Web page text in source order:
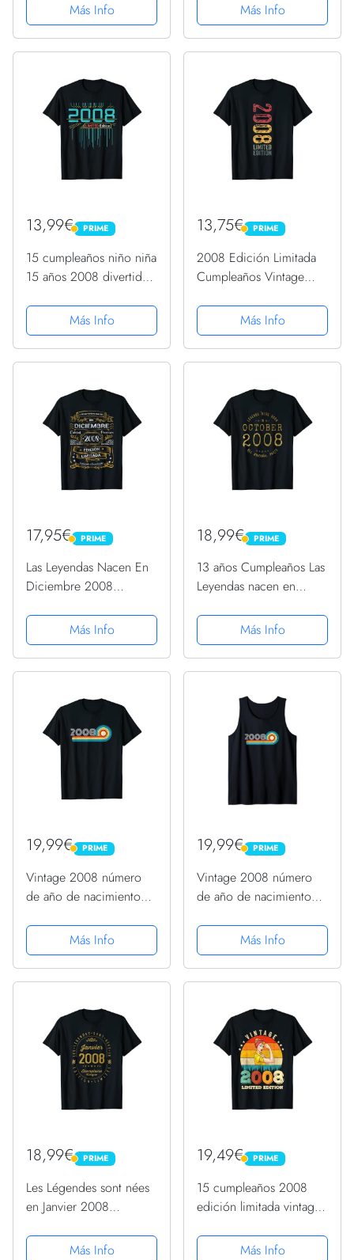
Más Info
Más Info
13,99€ PRIME
PRIME
15 cumpleaños niño niña
15 años 2008 divertido
Más Info
13,75€ PRIME
PRIME
2008 Edición Limitada
Cumpleaños Vintage
Más Info
17,95€ PRIME
PRIME
Las Leyendas Nacen En
Diciembre 2008
Chica Camiseta
Más Info
18,99€ PRIME
PRIME
13 años Cumpleaños Las
Leyendas nacen en
CamisetaMás Info
19,99€ PRIME
PRIME
Vintage 2008 número
de año de nacimiento
cumpleaños 2008
Camiseta
Más Info
19,99€ PRIME
PRIME
Vintage 2008 número
de año de nacimiento
cumpleaños 2008
Camiseta sin Mangas
Más Info
18,99€ PRIME
PRIME
Les Légendes sont nées
en Janvier 2008
Más Info
19,49€ PRIME
PRIME
15 cumpleaños 2008
edición limitada vintage
CamisetaMás Info